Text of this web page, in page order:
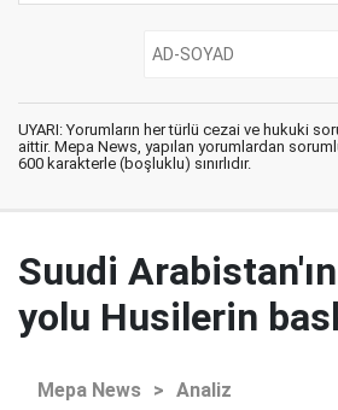
UYARI: Yorumların her türlü cezai ve hukuki
aittir. Mepa News, yapılan yorumlardan
600 karakterle (boşluklu) sınırlıdır.
Suudi
yolu Husilerin
Mepa News > Analiz